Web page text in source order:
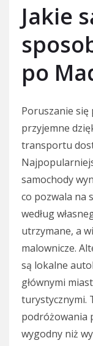
Jakie
po
Poruszanie się
przyjemne
transportu
samochody
co pozwala na
według
utrzymane, a
malownicze.
są lokalne
głównymi
turystycznymi.
podróżowania
wygodny niż